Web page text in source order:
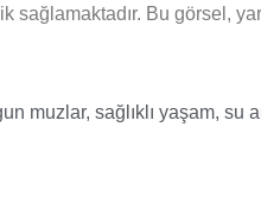
sağlamaktadır. Bu görsel,
muzlar, sağlıklı yaşam, su